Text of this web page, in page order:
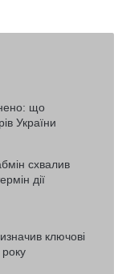
що
України
схвалив
дії
ключові